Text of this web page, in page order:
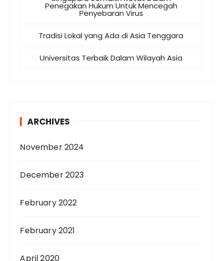
Penegakan Hukum Untuk Mencegah
Penyebaran Virus
Tradisi Lokal yang Ada di Asia Tenggara
Universitas Terbaik Dalam Wilayah Asia
ARCHIVES
November 2024
December 2023
February 2022
February 2021
April 2020